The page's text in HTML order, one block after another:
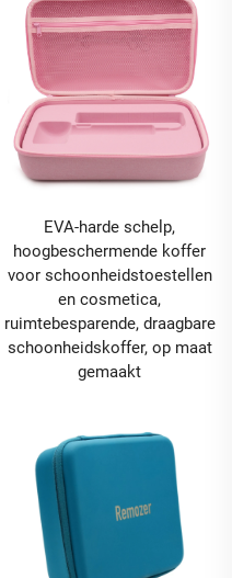
EVA-harde schelp,
hoogbeschermende koffer
voor schoonheidstoestellen
en cosmetica,
ruimtebesparende, draagbare
schoonheidskoffer, op maat
gemaakt